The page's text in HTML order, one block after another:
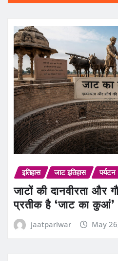
इतिहास जाट इतिहास पर्यटन
जाटों की दानवीरता और
प्रतीक है ‘जाट का कुआं’
jaatpariwar May